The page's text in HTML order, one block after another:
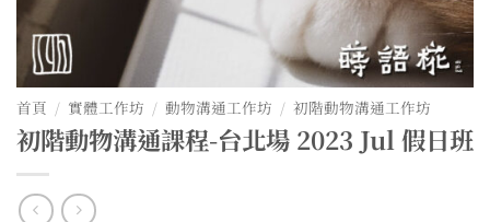
首頁 / 實體工作坊 / 動物溝通工作坊 / 初階動物溝通工作坊
初階動物溝通課程-台北場 2023 Jul 假日班